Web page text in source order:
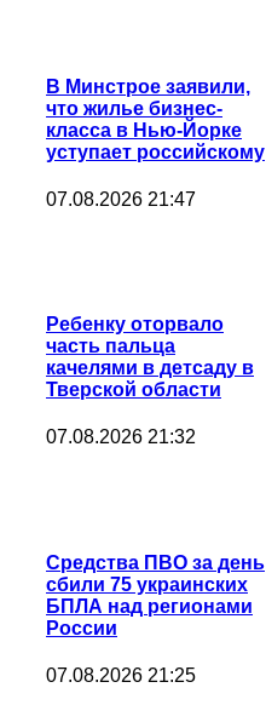
В Минстрое заявили,
что жилье бизнес-
класса в Нью-Йорке
уступает российскому
07.08.2026 21:47
Ребенку оторвало
часть пальца
качелями в детсаду в
Тверской области
07.08.2026 21:32
Средства ПВО за день
сбили 75 украинских
БПЛА над регионами
России
07.08.2026 21:25